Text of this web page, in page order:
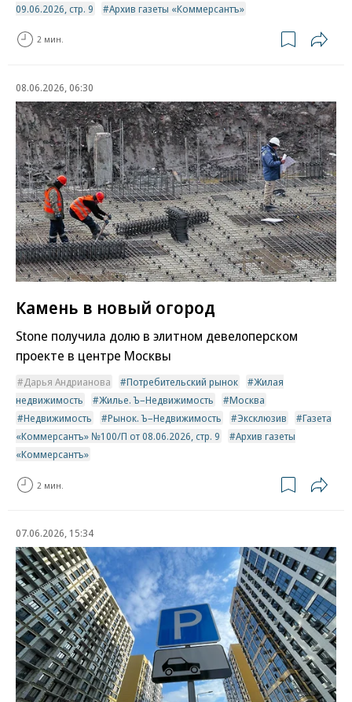
09.06.2026, стр. 9
Архив газеты «Коммерсантъ»
2 мин.
08.06.2026, 06:30
Камень в новый огород
Stone получила долю в элитном девелоперском
проекте в центре Москвы
Дарья Андрианова Потребительский рынок
Жилая
недвижимость
Жилье. Ъ–Недвижимость
Москва
Недвижимость
Рынок. Ъ–Недвижимость Эксклюзив
Газета
«Коммерсантъ» №100/П от 08.06.2026, стр. 9
Архив газеты
«Коммерсантъ»
2 мин.
07.06.2026, 15:34